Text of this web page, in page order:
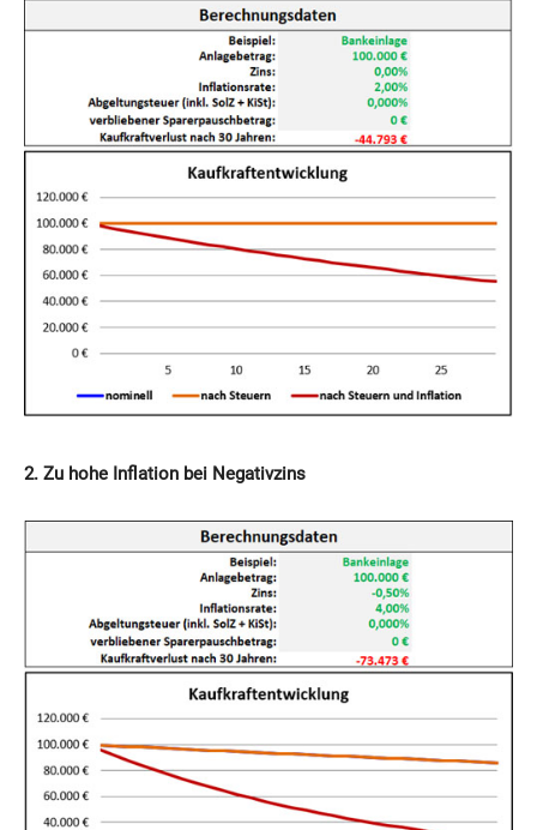
2. Zu hohe Inflation bei Negativzins